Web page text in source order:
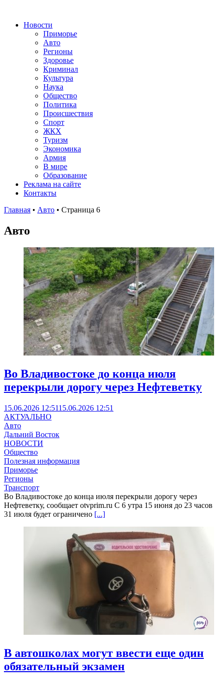
Новости
Приморье
Авто
Регионы
Здоровье
Криминал
Культура
Наука
Общество
Политика
Происшествия
Спорт
ЖКХ
Туризм
Экономика
Армия
В мире
Образование
Реклама на сайте
Контакты
Главная • Авто • Страница 6
Авто
Во Владивостоке до конца июля
перекрыли дорогу через Нефтеветку
15.06.2026 12:5115.06.2026 12:51
АКТУАЛЬНО
Авто
Дальний Восток
НОВОСТИ
Общество
Полезная информация
Приморье
Регионы
Транспорт
Во Владивостоке до конца июля перекрыли дорогу через
Нефтеветку, сообщает otvprim.ru С 6 утра 15 июня до 23 часов
31 июля будет ограничено [...]
В автошколах могут ввести еще один
обязательный экзамен